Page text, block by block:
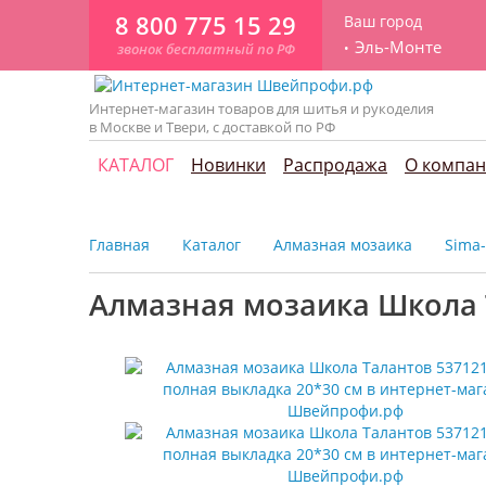
8 800 775 15 29
звонок бесплатный по РФ
Ваш город
Эль-Монте
Интернет-магазин товаров для шитья и рукоделия
в Москве и Твери, с доставкой по РФ
КАТАЛОГ Новинки Распродажа О
Главная Каталог Алмазная мозаика
Алмазная мозаика Школа